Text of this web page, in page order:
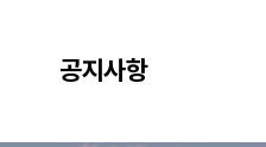
공지사항